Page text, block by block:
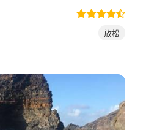
放松